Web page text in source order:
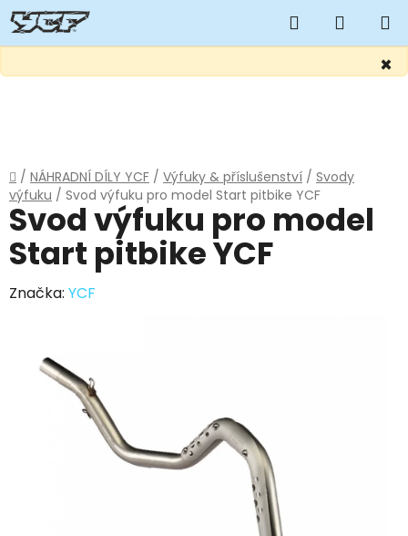
×
Hledat
KOŠÍK
Domů
/ NÁHRADNÍ DÍLY YCF / Výfuky & příslušenství / Svody
výfuku / Svod výfuku pro model Start pitbike YCF
Svod výfuku pro model
Start pitbike YCF
Značka: YCF